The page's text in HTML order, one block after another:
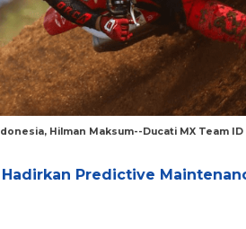
Hilman Maksum--Ducati MX Team ID
Predictive